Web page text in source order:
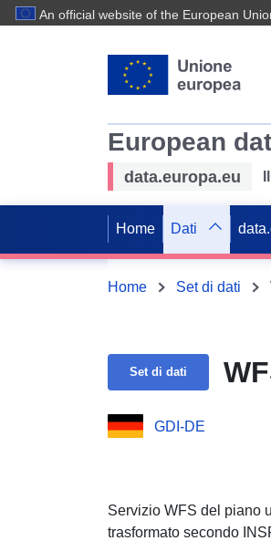
An official website of the European
European
data.europa.eu
Home Dati
Home Set di dati
Set di dati
GDI-DE
Servizio WFS del piano
trasformato secondo